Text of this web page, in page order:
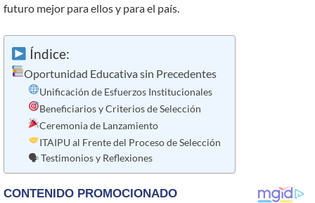
futuro mejor para ellos y para el país.
Índice:
Oportunidad Educativa sin Precedentes
Unificación de Esfuerzos Institucionales
Beneficiarios y Criterios de Selección
Ceremonia de Lanzamiento
ITAIPU al Frente del Proceso de Selección
🗣 Testimonios y Reflexiones